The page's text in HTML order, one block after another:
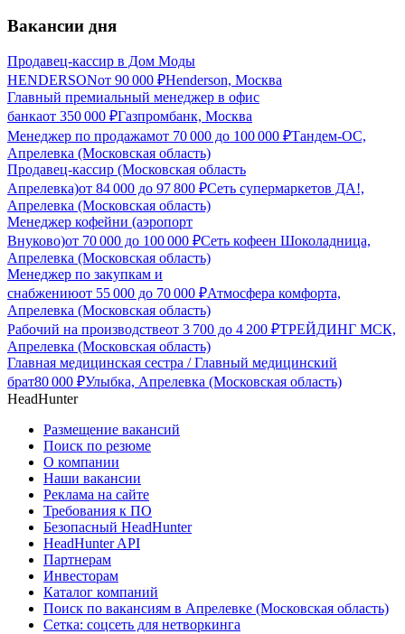
Вакансии дня
Продавец-кассир в Дом Моды
HENDERSONот 90 000 ₽Henderson, Москва
Главный премиальный менеджер в офис
банкаот 350 000 ₽Газпромбанк, Москва
Менеджер по продажамот 70 000 до 100 000 ₽Тандем-ОС,
Апрелевка (Московская область)
Продавец-кассир (Московская область
Апрелевка)от 84 000 до 97 800 ₽Сеть супермаркетов ДА!,
Апрелевка (Московская область)
Менеджер кофейни (аэропорт
Внуково)от 70 000 до 100 000 ₽Сеть кофеен Шоколадница,
Апрелевка (Московская область)
Менеджер по закупкам и
снабжениюот 55 000 до 70 000 ₽Атмосфера комфорта,
Апрелевка (Московская область)
Рабочий на производствеот 3 700 до 4 200 ₽ТРЕЙДИНГ МСК,
Апрелевка (Московская область)
Главная медицинская сестра / Главный медицинский
брат80 000 ₽Улыбка, Апрелевка (Московская область)
HeadHunter
Размещение вакансий
Поиск по резюме
О компании
Наши вакансии
Реклама на сайте
Требования к ПО
Безопасный HeadHunter
HeadHunter API
Партнерам
Инвесторам
Каталог компаний
Поиск по вакансиям в Апрелевке (Московская область)
Сетка: соцсеть для нетворкинга